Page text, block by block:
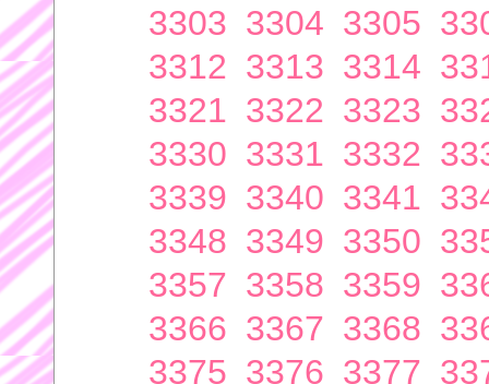
3303 3304 3305
3312 3313 3314
3321 3322 3323
3330 3331 3332
3339 3340 3341
3348 3349 3350
3357 3358 3359
3366 3367 3368
3375 3376 3377